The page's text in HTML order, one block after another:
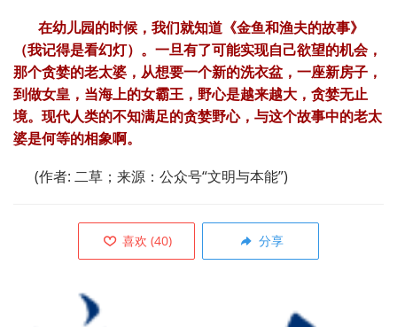
在幼儿园的时候，我们就知道《金鱼和渔夫的故事》
（我记得是看幻灯）。一旦有了可能实现自己欲望的机会，
那个贪婪的老太婆，从想要一个新的洗衣盆，一座新房子，
到做女皇，当海上的女霸王，野心是越来越大，贪婪无止
境。现代人类的不知满足的贪婪野心，与这个故事中的老太
婆是何等的相象啊。
(作者: 二草；来源： 公众号“文明与本能”)
喜欢 (40) 分享